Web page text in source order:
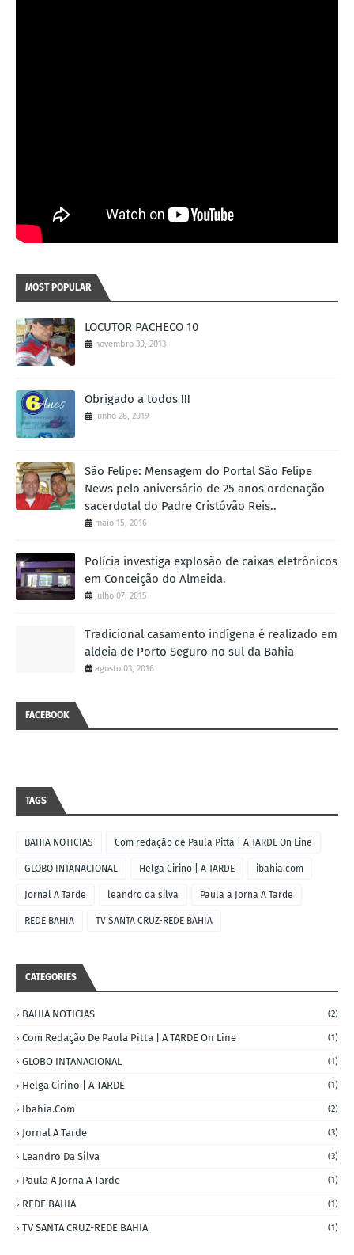
MOST POPULAR
LOCUTOR PACHECO 10
novembro 30, 2013
Obrigado a todos !!!
junho 28, 2019
São Felipe: Mensagem do Portal São Felipe
News pelo aniversário de 25 anos ordenação
sacerdotal do Padre Cristóvão Reis..
maio 15, 2016
Polícia investiga explosão de caixas eletrônicos
em Conceição do Almeida.
julho 07, 2015
Tradicional casamento indígena é realizado em
aldeia de Porto Seguro no sul da Bahia
agosto 03, 2016
FACEBOOK
TAGS
BAHIA NOTICIAS Com redação de Paula Pitta | A TARDE On Line
GLOBO INTANACIONAL Helga Cirino | A TARDE ibahia.com
Jornal A Tarde leandro da silva Paula a Jorna A Tarde
REDE BAHIA TV SANTA CRUZ-REDE BAHIA
CATEGORIES
BAHIA NOTICIAS (2)
Com Redação De Paula Pitta | A TARDE On Line (1)
GLOBO INTANACIONAL (1)
Helga Cirino | A TARDE (1)
Ibahia.com (2)
Jornal A Tarde (3)
Leandro Da Silva (3)
Paula A Jorna A Tarde (1)
REDE BAHIA (1)
TV SANTA CRUZ-REDE BAHIA (1)